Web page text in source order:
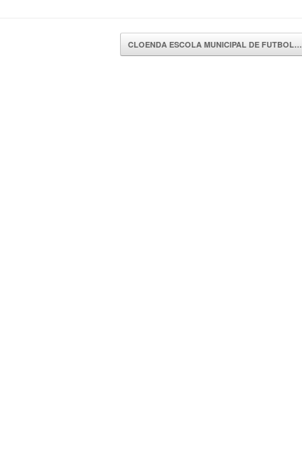
CLOENDA ESCOLA MUNICIPAL DE FUTBOL…